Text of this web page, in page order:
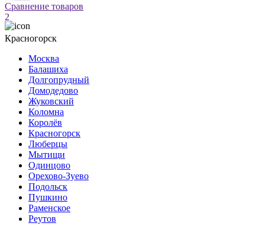
Сравнение товаров
2
Красногорск
Москва
Балашиха
Долгопрудный
Домодедово
Жуковский
Коломна
Королёв
Красногорск
Люберцы
Мытищи
Одинцово
Орехово-Зуево
Подольск
Пушкино
Раменское
Реутов